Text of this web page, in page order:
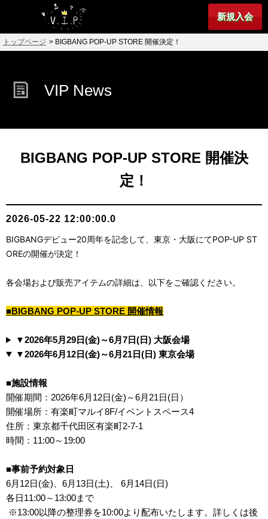
新規入会
トップページ > BIGBANG POP-UP STORE 開催決定！
VIP News
BIGBANG POP-UP STORE 開催決
定！
2026-05-22 12:00:00.0
BIGBANGデビュー20周年を記念して、東京・大阪にてPOP-UP ST
OREの開催が決定！
各会場および販売アイテムの詳細は、以下をご確認ください。
■BIGBANG POP-UP STORE 開催情報
▼2026年5月29日(金)～6月7日(日) 大阪会場
▼2026年6月12日(金)～6月21日(日) 東京会場
■施設情報
開催期間：2026年6月12日(金)～6月21日(日）
開催場所：有楽町マルイ8F/イベントスペース4
住所：東京都千代田区有楽町2-7-1
時間：11:00～19:00
■事前予約対象日
6月12日(金)、6月13日(土)、 6月14日(日)
各日11:00～13:00まで
※13:00以降の整理券を10:00より配布いたします。詳しくは後